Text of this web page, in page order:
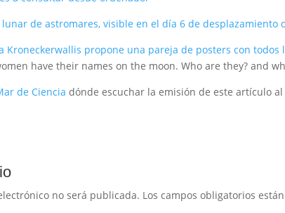
de astromares, visible en el día 6 de desplazamiento
Kroneckerwallis propone una pareja de posters con todos
have their names on the moon. Who are they? and
de Ciencia dónde escuchar la emisión de este artículo
no será publicada. Los campos obligatorios